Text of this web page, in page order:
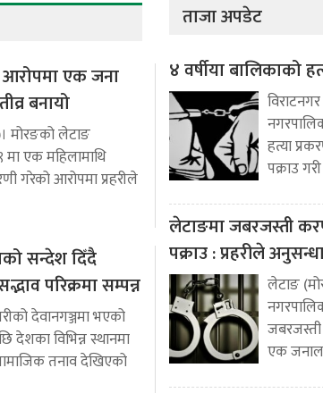
एक जना
बनायो
मोरङको लेटाङ
मा एक महिलामाथि
गरेको आरोपमा प्रहरीले
सन्देश दिँदै
परिक्रमा सम्पन्न
देवानगञ्जमा भएको
देशका विभिन्न स्थानमा
तनाव देखिएको
ताजा अपडेट
४ वर्षीया बालिकाको
हत्या
पक्राउ गरी
लेटाङमा जबरजस्ती
पक्राउ : प्रहरीले
लेटाङ
एक